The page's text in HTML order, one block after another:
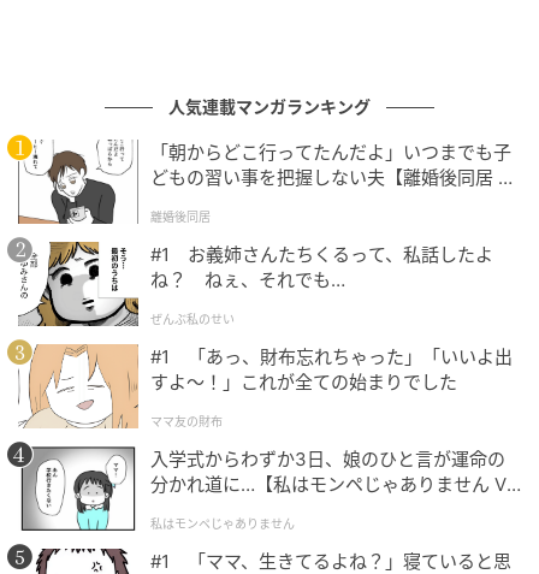
経っていることも少なくありません。最近の車両は、
エンジン、燃料、エアコン、ブレーキまで、あらゆる
部分が電気制御されています。つまり、クルマは巨大
な電気製品とも言える存在です。
年数が経つと増えてくるのが、
・コネクタの接触不良
・アース不良
・配線内部の腐食
・カプラーの焼け
といった、目では判断しづらいトラブル。
「部品は動いているのに調子が悪い」
人気連載マンガランキング
「朝からどこ行ってたんだよ」いつまでも子
どもの習い事を把握しない夫【離婚後同居 Vo
離婚後同居
#1 お義姉さんたちくるって、私話したよ
ね？ ねぇ、それでも…
ぜんぶ私のせい
#1 「あっ、財布忘れちゃった」「いいよ出
すよ〜！」これが全ての始まりでした
ママ友の財布
入学式からわずか3日、娘のひと言が運命の
分かれ道に…【私はモンペじゃありません Vo
私はモンペじゃありません
#1 「ママ、生きてるよね？」寝ていると思